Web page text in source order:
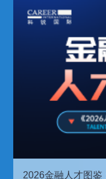
2026金融人才图鉴